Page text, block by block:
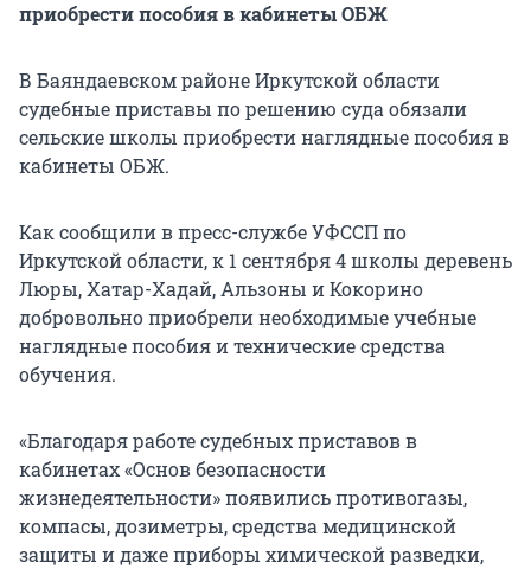
приобрести пособия в кабинеты ОБЖ
В Баяндаевском районе Иркутской области
судебные приставы по решению суда обязали
сельские школы приобрести наглядные пособия в
кабинеты ОБЖ.
Как сообщили в пресс-службе УФССП по
Иркутской области, к 1 сентября 4 школы деревень
Люры, Хатар-Хадай, Альзоны и Кокорино
добровольно приобрели необходимые учебные
наглядные пособия и технические средства
обучения.
«Благодаря работе судебных приставов в
кабинетах «Основ безопасности
жизнедеятельности» появились противогазы,
компасы, дозиметры, средства медицинской
защиты и даже приборы химической разведки,